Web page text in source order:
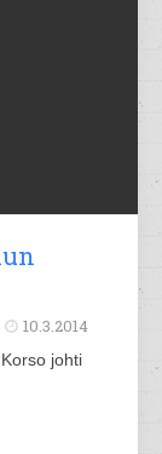
10.3.2014
johti